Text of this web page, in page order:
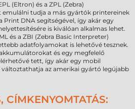
(Eltron) és a ZPL (Zebra)
tudja a más gyártók printereinek
Print DNA segítségével, így akár egy
is kiválóan alkalmas lehet.
és a ZBI (Zebra Basic Interpreter)
adatfolyamokat is lehetővé tesznek.
és egy megfelelő
tett, így akár egy mobil
az amerikai gyártó legújabb
CÍMKENYOMTATÁS: